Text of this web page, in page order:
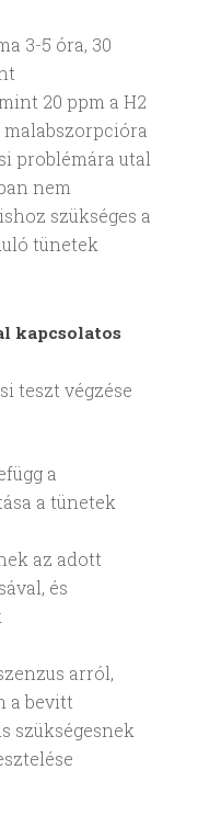
3-5 óra, 30
20 ppm a H2
problémára utal
nem
szükséges a
tünetek
kapcsolatos
teszt végzése
a
a tünetek
az adott
és
arról,
a bevitt
szükségesnek